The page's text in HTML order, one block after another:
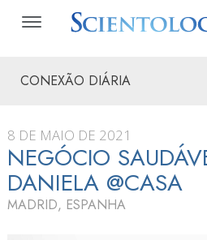
CONEXÃO DIÁRIA
8 DE MAIO DE 2021
NEGÓCIO
DANIELA @CASA
MADRID, ESPANHA